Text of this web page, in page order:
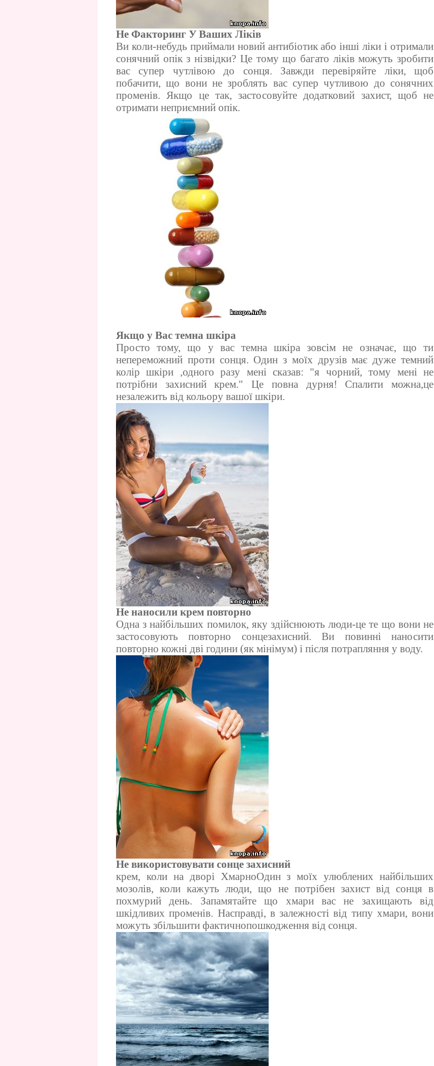
Не Факторинг У Ваших Ліків
Ви коли-небудь приймали новий антибіотик або інші ліки і отримали
сонячний опік з нізвідки? Це тому що багато ліків можуть зробити
вас супер чутлівою до сонця. Завжди перевіряйте ліки, щоб
побачити, що вони не зроблять вас супер чутливою до сонячних
променів. Якщо це так, застосовуйте додатковий захист, щоб не
отримати неприємний опік.
Якщо у Вас темна шкіра
Просто тому, що у вас темна шкіра зовсім не означає, що ти
непереможний проти сонця. Один з моїх друзів має дуже темний
колір шкіри ,одного разу мені сказав: "я чорний, тому мені не
потрібни захисний крем." Це повна дурня! Спалити можна,це
незалежить від кольору вашої шкіри.
Не наносили крем повторно
Одна з найбільших помилок, яку здійснюють люди-це те що вони не
застосовують повторно сонцезахисний. Ви повинні наносити
повторно кожні дві години (як мінімум) і після потрапляння у воду.
Не використовувати сонце захисний
крем, коли на дворі ХмарноОдин з моїх улюблених найбільших
мозолів, коли кажуть люди, що не потрібен захист від сонця в
похмурий день. Запамятайте що хмари вас не захищають від
шкідливих променів. Насправді, в залежності від типу хмари, вони
можуть збільшити фактичнопошкодження від сонця.